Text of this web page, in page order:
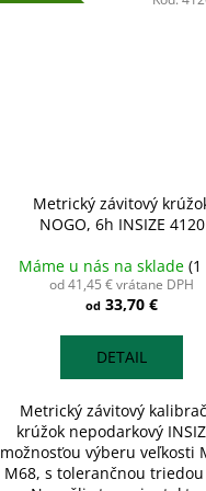
Metrický závitový
NOGO, 6h INSIZE 4120
Máme u nás na sklade (1
od 41,45 € vrátane DPH
od 33,70 €
DETAIL
Metrický závitový
krúžok nepodarkový
možnosťou výberu veľkosti
M68, s tolerančnou